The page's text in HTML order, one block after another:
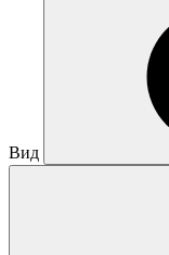
Вид